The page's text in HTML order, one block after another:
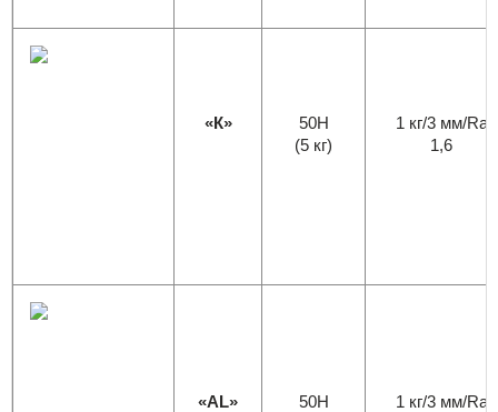
«К»
50H
(5 кг)
1 кг/3 мм/Ra
1,6
«AL»
50H
1 кг/3 мм/Ra